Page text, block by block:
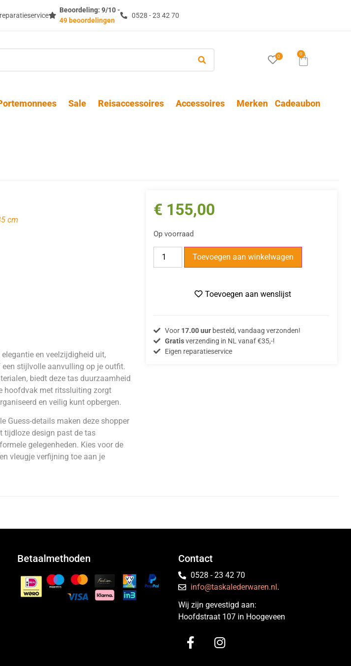
Beoordeling: 9/10 -
49 beoordelingen
0528 - 23 42 70
0 0
Sale Reisaccessoires Accessoires Merken Cadeaubon
cm
en veelzijdigheid uit,
stijlvolle aanvulling op je outfit.
biedt deze tas duurzaamheid
hoofdvak met ritssluiting zorgt
en veilig kunt opbergen.
Guess-details maken deze shopper
tijdloze design past de tas
gelegenheden. Kies voor de
vleugje verfijning toe aan je
€ 155,00
Op voorraad
Toevoegen aan winkelwagen
Toevoegen aan wenslijst
Voor 17.00 uurbesteld, vandaag verzonden!
Gratisverzending in NL vanaf €35,-!
Eigen reparatieservice
Betaalmethoden Contact
0528 - 23 42 70
info@taskalederwaren.nl.
Wij zijn gevestigd aan:
Hoofdstraat 107 in Hoogeveen